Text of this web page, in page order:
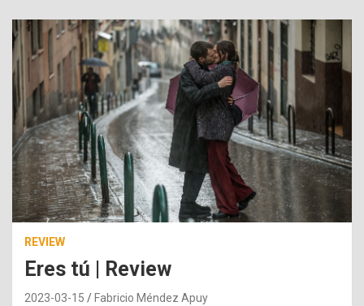
REVIEW
Eres tú | Review
2023-03-15 Fabricio Méndez Apuy